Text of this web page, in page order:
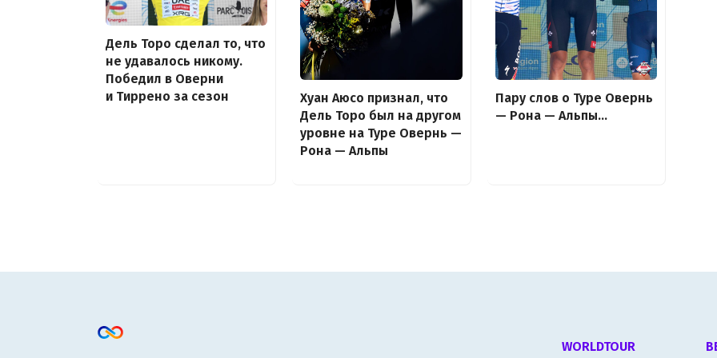
Дель Торо сделал то, что
не удавалось никому.
Победил в Оверни
и Тиррено за сезон
Хуан Аюсо признал, что
Дель Торо был на другом
уровне на Туре Овернь —
Рона — Альпы
Пару слов о Туре Овернь
— Рона — Альпы…
WORLDTOUR